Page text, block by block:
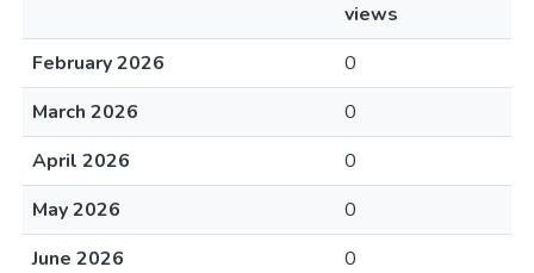
views
February 2026
0
March 2026
0
April 2026
0
May 2026
0
June 2026
0